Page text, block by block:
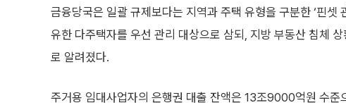
금융당국은 일괄 규제보다는 지역과 주택 유형을 구분한 ‘핀
유한 다주택자를 우선 관리 대상으로 삼되, 지방 부동산 침체
로 알려졌다.
주거용 임대사업자의 은행권 대출 잔액은 13조9000억원 수